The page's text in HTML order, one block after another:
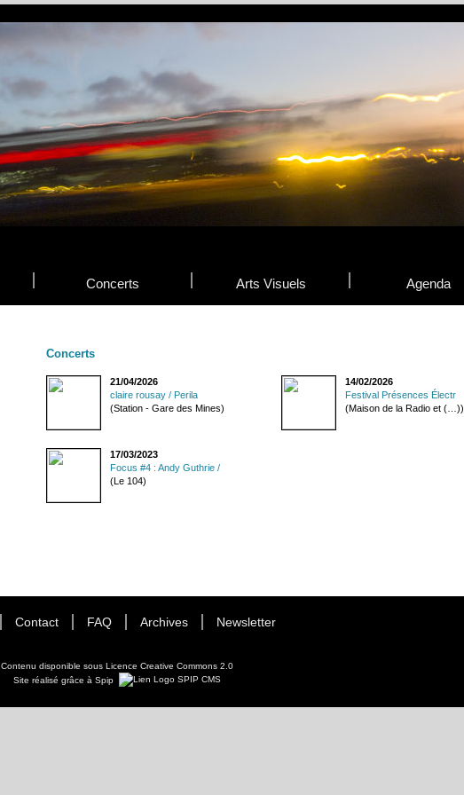
Concerts Arts Visuels Agenda
Concerts
21/04/2026
claire rousay / Perila
(Station - Gare des Mines)
14/02/2026
Festival Présences Électr
(Maison de la Radio et (…))
17/03/2023
Focus #4 : Andy Guthrie /
(Le 104)
Contact FAQ Archives Newsletter
Contenu disponible sous Licence Creative Commons 2.0
Site réalisé grâce à Spip